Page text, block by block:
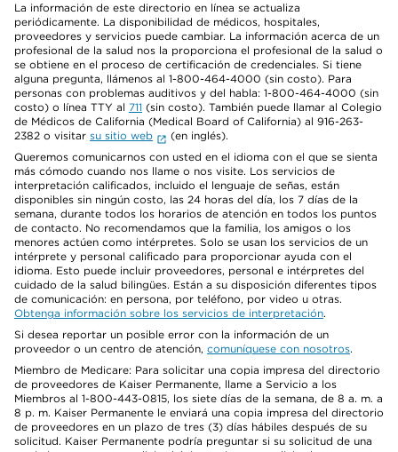
La información de este directorio en línea se actualiza
periódicamente. La disponibilidad de médicos, hospitales,
proveedores y servicios puede cambiar. La información acerca de un
profesional de la salud nos la proporciona el profesional de la salud o
se obtiene en el proceso de certificación de credenciales. Si tiene
alguna pregunta, llámenos al 1-800-464-4000 (sin costo). Para
personas con problemas auditivos y del habla: 1-800-464-4000 (sin
costo) o línea TTY al 711 (sin costo). También puede llamar al Colegio
de Médicos de California (Medical Board of California) al 916-263-
2382 o visitar su sitio web
(en inglés).
Queremos comunicarnos con usted en el idioma con el que se sienta
más cómodo cuando nos llame o nos visite. Los servicios de
interpretación calificados, incluido el lenguaje de señas, están
disponibles sin ningún costo, las 24 horas del día, los 7 días de la
semana, durante todos los horarios de atención en todos los puntos
de contacto. No recomendamos que la familia, los amigos o los
menores actúen como intérpretes. Solo se usan los servicios de un
intérprete y personal calificado para proporcionar ayuda con el
idioma. Esto puede incluir proveedores, personal e intérpretes del
cuidado de la salud bilingües. Están a su disposición diferentes tipos
de comunicación: en persona, por teléfono, por video u otras.
Obtenga información sobre los servicios de interpretación.
Si desea reportar un posible error con la información de un
proveedor o un centro de atención, comuníquese con nosotros.
Miembro de Medicare: Para solicitar una copia impresa del directorio
de proveedores de Kaiser Permanente, llame a Servicio a los
Miembros al 1-800-443-0815, los siete días de la semana, de 8 a. m. a
8 p. m. Kaiser Permanente le enviará una copia impresa del directorio
de proveedores en un plazo de tres (3) días hábiles después de su
solicitud. Kaiser Permanente podría preguntar si su solicitud de una